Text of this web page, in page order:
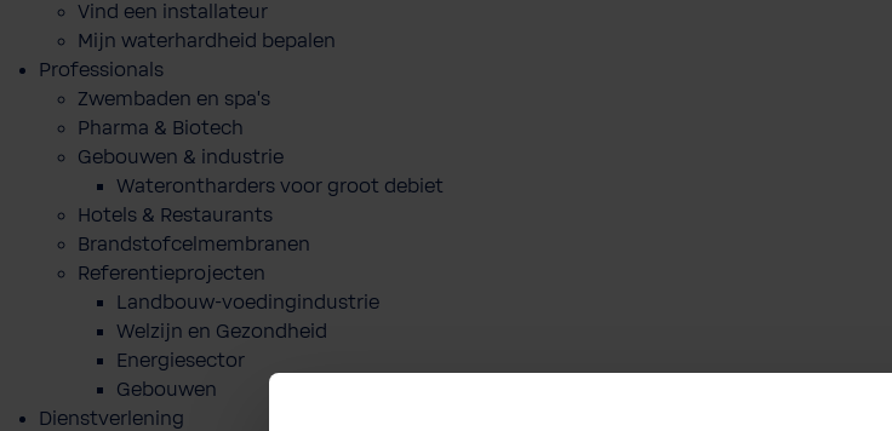
Vind een installateur
Mijn waterhardheid bepalen
Professionals
Zwembaden en spa's
Pharma & Biotech
Gebouwen & industrie
Waterontharders voor groot debiet
Hotels & Restaurants
Brandstofcelmembranen
Referentieprojecten
Landbouw-voedingindustrie
Welzijn en Gezondheid
Energiesector
Gebouwen
Dienstverlening